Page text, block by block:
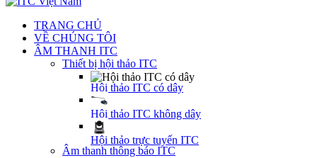
TRANG CHỦ
VỀ CHÚNG TÔI
ÂM THANH ITC
Thiết bị hội thảo ITC
Hội thảo ITC có dây
Hội thảo ITC không dây
Hội thảo trực tuyến ITC
Âm thanh thông báo ITC